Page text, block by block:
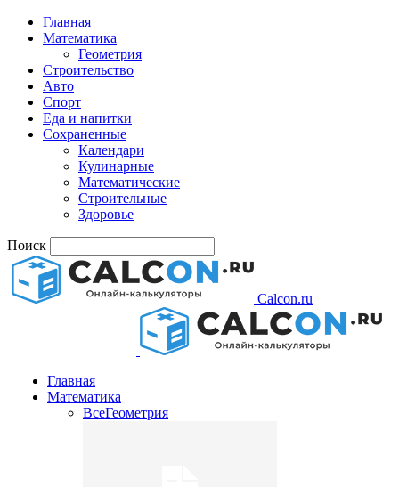
Главная
Математика
Геометрия
Строительство
Авто
Спорт
Еда и напитки
Сохраненные
Календари
Кулинарные
Математические
Строительные
Здоровье
Поиск
Calcon.ru
Главная
Математика
ВсеГеометрия